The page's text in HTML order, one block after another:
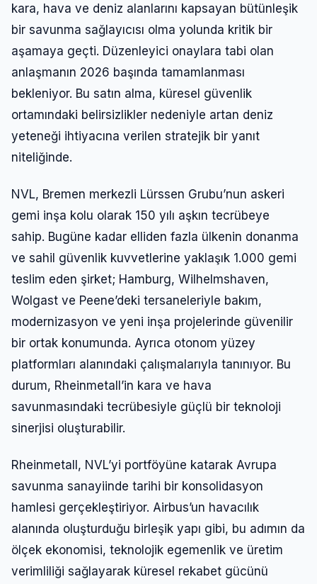
kara, hava ve deniz alanlarını kapsayan bütünleşik
bir savunma sağlayıcısı olma yolunda kritik bir
aşamaya geçti. Düzenleyici onaylara tabi olan
anlaşmanın 2026 başında tamamlanması
bekleniyor. Bu satın alma, küresel güvenlik
ortamındaki belirsizlikler nedeniyle artan deniz
yeteneği ihtiyacına verilen stratejik bir yanıt
niteliğinde.
NVL, Bremen merkezli Lürssen Grubu’nun askeri
gemi inşa kolu olarak 150 yılı aşkın tecrübeye
sahip. Bugüne kadar elliden fazla ülkenin donanma
ve sahil güvenlik kuvvetlerine yaklaşık 1.000 gemi
teslim eden şirket; Hamburg, Wilhelmshaven,
Wolgast ve Peene’deki tersaneleriyle bakım,
modernizasyon ve yeni inşa projelerinde güvenilir
bir ortak konumunda. Ayrıca otonom yüzey
platformları alanındaki çalışmalarıyla tanınıyor. Bu
durum, Rheinmetall’in kara ve hava
savunmasındaki tecrübesiyle güçlü bir teknoloji
sinerjisi oluşturabilir.
Rheinmetall, NVL’yi portföyüne katarak Avrupa
savunma sanayiinde tarihi bir konsolidasyon
hamlesi gerçekleştiriyor. Airbus’un havacılık
alanında oluşturduğu birleşik yapı gibi, bu adımın da
ölçek ekonomisi, teknolojik egemenlik ve üretim
verimliliği sağlayarak küresel rekabet gücünü